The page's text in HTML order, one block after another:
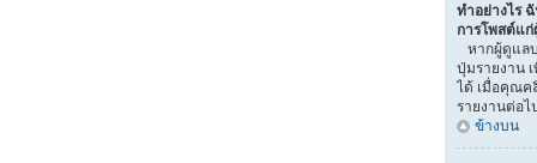
ทำอย่างไร
การโพสต์แ
หากผู้ดูแล
ปุ่มรายงาน
ได้ เมื่อคุณค
รายงานต่อไ
ข้างบน